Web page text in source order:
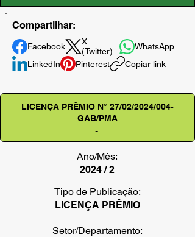
Compartilhar:
Facebook
X
(Twitter)
WhatsApp
LinkedIn
Pinterest Copiar link
LICENÇA PRÊMIO N° 27/02/2024/004-
GAB/PMA
-
Ano/Mês:
2024 / 2
Tipo de Publicação:
LICENÇA PRÊMIO
Setor/Departamento: